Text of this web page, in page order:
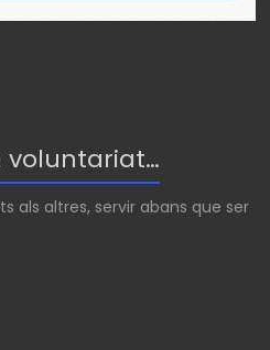
voluntariat…
als altres, servir abans que ser